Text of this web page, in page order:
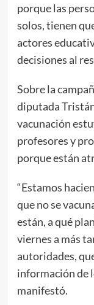
porque las
solos, tienen
actores
decisiones al
Sobre la
diputada
vacunación
profesores y
porque están
“Estamos
que no se
están, a qué
viernes a más
autoridades,
información de
manifestó.